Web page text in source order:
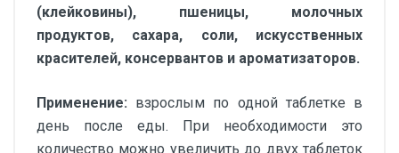
(клейковины), пшеницы, молочных
продуктов, сахара, соли, искусственных
красителей, консервантов и ароматизаторов.
Применение: взрослым по одной таблетке в
день после еды. При необходимости это
количество можно увеличить до двух таблеток